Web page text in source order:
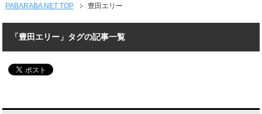
PABARABA NET TOP 豊田エリー
「豊田エリー」タグの記事一覧